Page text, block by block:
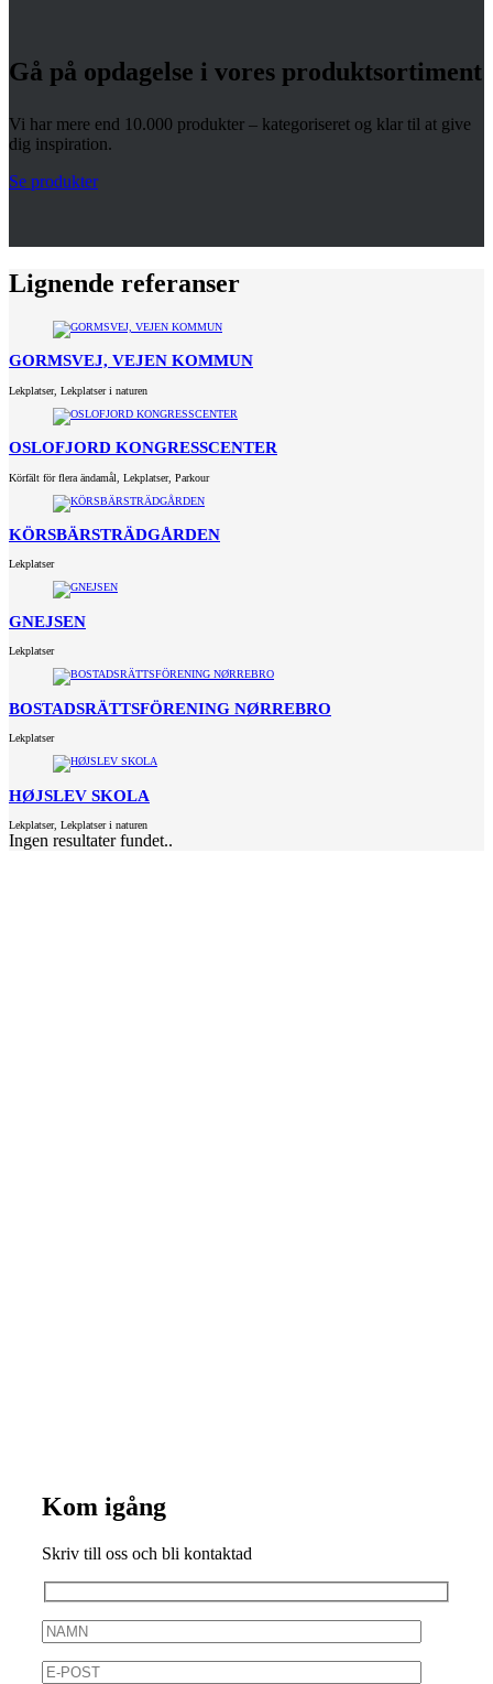
Gå på opdagelse i vores produktsortiment
Vi har mere end 10.000 produkter – kategoriseret og klar til at give
dig inspiration.
Se produkter
Lignende referanser
GORMSVEJ, VEJEN KOMMUN
Lekplatser, Lekplatser i naturen
OSLOFJORD KONGRESSCENTER
Körfält för flera ändamål Lekplatser, Parkour
KÖRSBÄRSTRÄDGÅRDEN
Lekplatser
GNEJSEN
Lekplatser
BOSTADSRÄTTSFÖRENING NØRREBRO
Lekplatser
HØJSLEV SKOLA
Lekplatser, Lekplatser i naturen
Ingen resultater fundet..
Kom igång
Skriv till oss och bli kontaktad